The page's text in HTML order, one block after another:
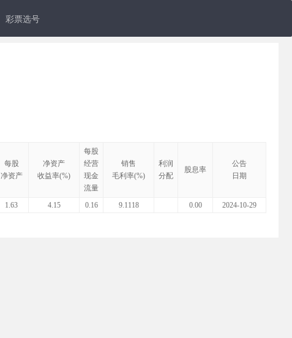
彩票选号
每股
净资产
净资产
收益率(%)
每股
经营
现金
流量
销售
毛利率(%)
利润
分配
股息率
公告
日期
1.63 4.15 0.16 9.1118 0.00 2024-10-29